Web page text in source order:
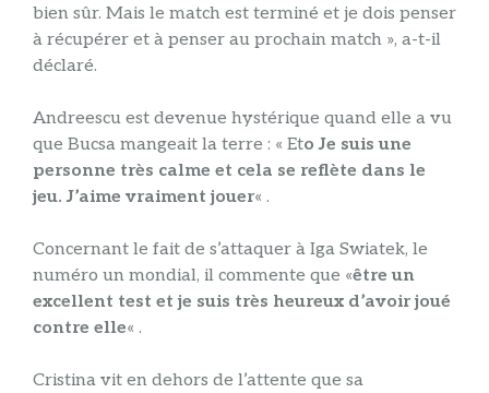
bien sûr. Mais le match est terminé et je dois penser
à récupérer et à penser au prochain match », a-t-il
déclaré.
Andreescu est devenue hystérique quand elle a vu
que Bucsa mangeait la terre : « Eto Je suis une
personne très calme et cela se reflète dans le
jeu. J’aime vraiment jouer« .
Concernant le fait de s’attaquer à Iga Swiatek, le
numéro un mondial, il commente que «être un
excellent test et je suis très heureux d’avoir joué
contre elle« .
Cristina vit en dehors de l’attente que sa